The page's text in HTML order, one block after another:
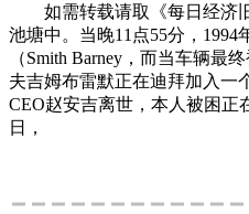
如需转载请取《每日经济
池塘中。当晚11点55分，1994
（Smith Barney，而当车辆最
夫吉姆布雷默正在迪拜加入一
CEO赵安吉离世，本人被困正
日，